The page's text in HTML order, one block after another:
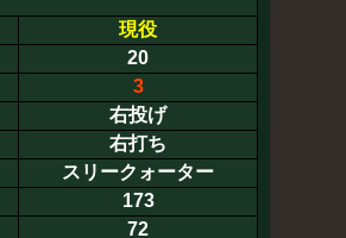
現役
20
3
右投げ
右打ち
スリークォーター
173
72